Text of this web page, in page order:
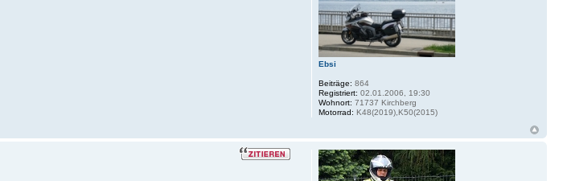
Ebsi
Beiträge: 864
Registriert: 02.01.2006, 19:30
Wohnort: 71737 Kirchberg
Motorrad: K48(2019),K50(2015)